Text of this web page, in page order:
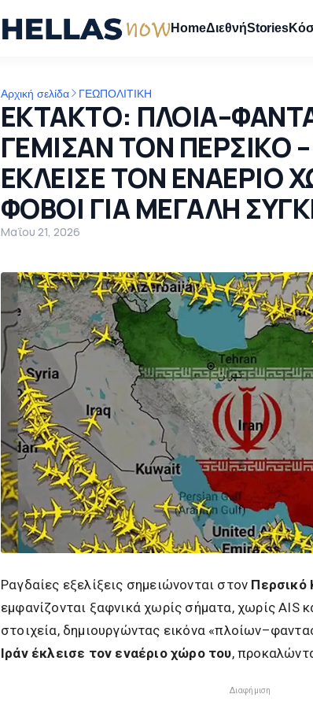
HomeΔιεθνήStories
Αρχική σελίδα ΓΕΩΠΟΛΙΤΙΚΗ
ΕΚΤΑΚΤΟ:
ΓΕΜΙΣΑΝ ΤΟΝ ΠΕΡΣΙΚΟ
ΕΚΛΕΙΣΕ ΤΟΝ ΕΝΑΕΡΙΟ
ΦΟΒΟΙ ΓΙΑ ΜΕΓΑΛΗ
Μαΐου 21, 2026
Ραγδαίες εξελίξεις σημειώνονται στον Περσικό
εμφανίζονται ξαφνικά χωρίς σήματα, χωρίς AIS
στοιχεία, δημιουργώντας εικόνα
Ιράν έκλεισε τον εναέριο χώρο του,
Διαφήμιση